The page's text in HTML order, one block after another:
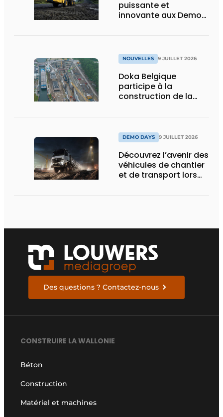
puissante et
innovante aux Demo
NOUVELLES 9 JUILLET 2026
Doka Belgique
participe à la
construction de la
DEMO DAYS 9 JUILLET 2026
Découvrez l’avenir des
véhicules de chantier
et de transport lors
Des questions ? Contactez-nous
CONSTRUIRE LA WALLONIE
Béton
Construction
Matériel et machines